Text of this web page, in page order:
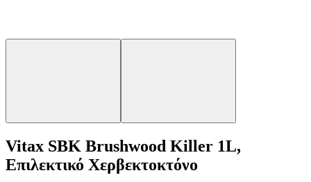
Vitax SBK Brushwood Killer 1L,
Επιλεκτικό Χερβεκτοκτόνο